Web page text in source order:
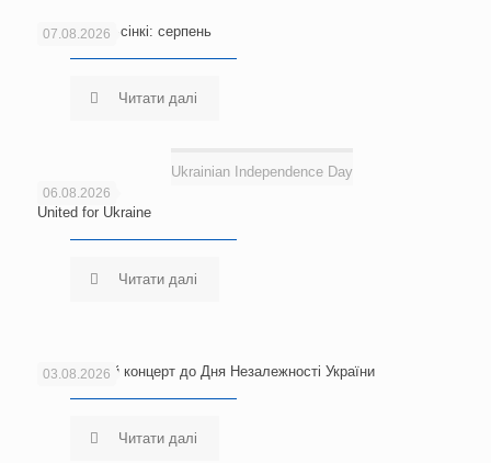
07.08.2026
Новини Гельсінкі: серпень
Читати далі
Ukrainian Independence Day
06.08.2026
United for Ukraine
Читати далі
03.08.2026
Благодійний концерт до Дня Незалежності України
Читати далі